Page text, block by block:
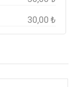
30,00 ₺